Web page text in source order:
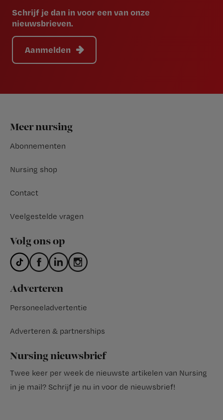
Schrijf je dan in voor een van onze
nieuwsbrieven.
Aanmelden
Footer
Meer nursing
Abonnementen
Nursing shop
Contact
Veelgestelde vragen
Volg ons op
Adverteren
Personeeladvertentie
Adverteren & partnerships
Nursing nieuwsbrief
Twee keer per week de nieuwste artikelen van Nursing
in je mail? Schrijf je nu in voor de nieuwsbrief!